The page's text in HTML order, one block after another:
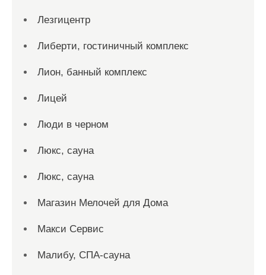
Лезгицентр
Либерти, гостиничный комплекс
Лион, банный комплекс
Лицей
Люди в черном
Люкс, сауна
Люкс, сауна
Магазин Мелочей для Дома
Макси Сервис
Малибу, СПА-сауна